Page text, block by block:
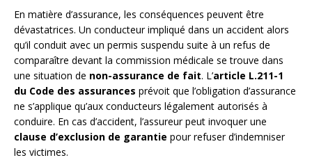
En matière d’assurance, les conséquences peuvent être
dévastatrices. Un conducteur impliqué dans un accident alors
qu’il conduit avec un permis suspendu suite à un refus de
comparaître devant la commission médicale se trouve dans
une situation de non-assurance de fait. L’article L.211-1
du Code des assurances prévoit que l’obligation d’assurance
ne s’applique qu’aux conducteurs légalement autorisés à
conduire. En cas d’accident, l’assureur peut invoquer une
clause d’exclusion de garantie pour refuser d’indemniser
les victimes.